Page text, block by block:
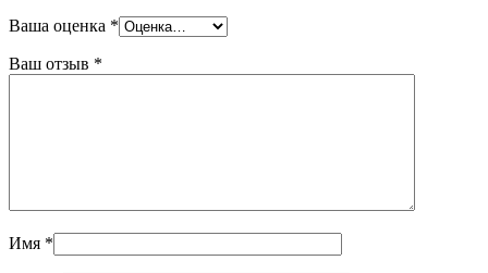
Ваша оценка *
Ваш отзыв *
Имя *